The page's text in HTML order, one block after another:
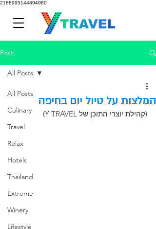
2188995144894980
Post
All Posts
Culinary
Travel
Relax
Hotels
Thailand
Extreme
Winery
Lifestyle
All Posts
המלצות על טיול יום בחיפה
(קהילת יוצרי התוכן של Y TRAVEL)